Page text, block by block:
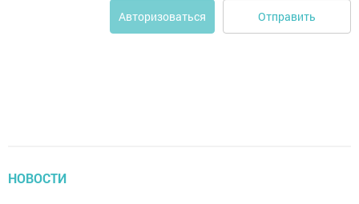
Авторизоваться Отправить
НОВОСТИ